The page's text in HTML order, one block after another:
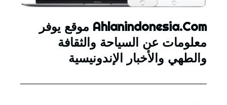
Ahlanindonesia.Com موقع يوفر
معلومات عن السياحة والثقافة
والطهي والأخبار الإندونيسية